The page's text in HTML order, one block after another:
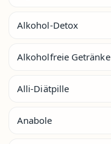
Alkohol-Detox
Alkoholfreie Getränke
Alli-Diätpille
Anabole